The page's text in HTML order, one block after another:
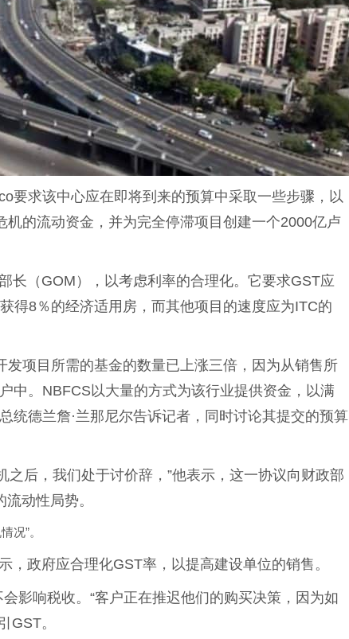
要求该中心应在即将到来的预算中采取一些步骤，以
的流动资金，并为完全停滞项目创建一个2000亿卢
长（GOM），以考虑利率的合理化。它要求GST应
得8％的经济适用房，而其他项目的速度应为ITC的
发项目所需的基金的数量已上涨三倍，因为从销售所
中。NBFCS以大量的方式为该行业提供资金，以满
统德兰詹·兰那尼尔告诉记者，同时讨论其提交的预算
之后，我们处于讨价辞，”他表示，这一协议向财政部
动性局势。
况”。
，政府应合理化GST率，以提高建设单位的销售。
影响税收。“客户正在推迟他们的购买决策，因为如
GST。